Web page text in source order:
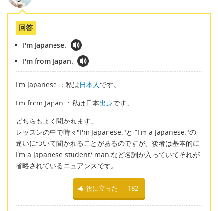
回答
I'm Japanese.
I'm from Japan.
I'm Japanese.：私は日本人です。
I'm from Japan.：私は日本出身です。
どちらもよく聞かれます。
レッスンの中で時々"I'm Japanese."と ”I'm a Japanese."の
違いについて聞かれることがあるのですが、後者は基本的に
I'm a Japanese student/ man.など名詞が入っていてそれが
省略されているニュアンスです。
役に立った 182